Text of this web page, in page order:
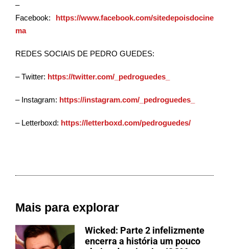
–
Facebook: https://www.facebook.com/sitedepoisdocine
ma
REDES SOCIAIS DE PEDRO GUEDES:
– Twitter: https://twitter.com/_pedroguedes_
– Instagram: https://instagram.com/_pedroguedes_
– Letterboxd: https://letterboxd.com/pedroguedes/
Mais para explorar
Wicked: Parte 2 infelizmente
encerra a história um pouco